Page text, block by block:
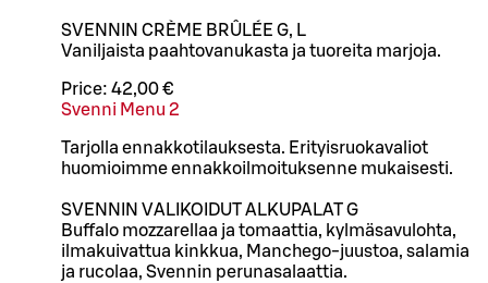
SVENNIN CRÈME BRÛLÉE G, L
Vaniljaista paahtovanukasta ja tuoreita marjoja.
Price: 42,00 €
Svenni Menu 2
Tarjolla ennakkotilauksesta. Erityisruokavaliot
huomioimme ennakkoilmoituksenne mukaisesti.
SVENNIN VALIKOIDUT ALKUPALAT G
Buffalo mozzarellaa ja tomaattia, kylmäsavulohta,
ilmakuivattua kinkkua, Manchego-juustoa, salamia
ja rucolaa, Svennin perunasalaattia.